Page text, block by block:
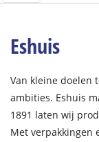
Eshuis
Van kleine doelen
ambities. Eshuis
1891 laten wij
Met verpakkingen